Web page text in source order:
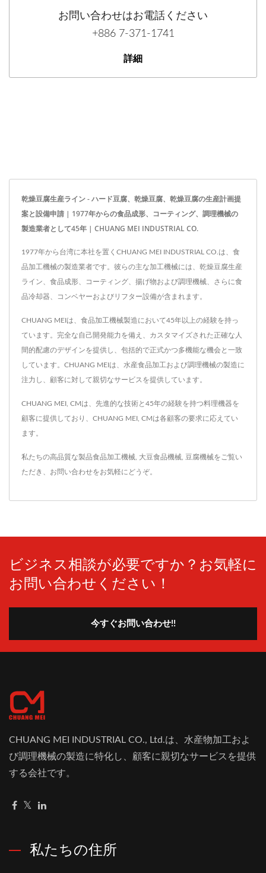
お問い合わせはお電話ください
+886 7-371-1741
詳細
乾燥豆腐生産ライン - ハード豆腐、乾燥豆腐、乾燥豆腐の生産計画提
案と設備申請 | 1977年からの食品成形、コーティング、調理機械の
製造業者として45年 | CHUANG MEI INDUSTRIAL CO.
1977年から台湾に本社を置くCHUANG MEI INDUSTRIAL CO.は、食
品加工機械の製造業者です。彼らの主な加工機械には、乾燥豆腐生産
ライン、食品成形、コーティング、揚げ物および調理機械、さらに食
品冷却器、コンベヤーおよびリフター設備が含まれます。
CHUANG MEIは、食品加工機械製造において45年以上の経験を持っ
ています。完全な自己開発能力を備え、カスタマイズされた正確な人
間的配慮のデザインを提供し、包括的で正式かつ多機能な機会と一致
しています。CHUANG MEIは、水産食品加工および調理機械の製造に
注力し、顧客に対して親切なサービスを提供しています。
CHUANG MEI, CMは、先進的な技術と45年の経験を持つ料理機器を
顧客に提供しており、CHUANG MEI, CMは各顧客の要求に応えてい
ます。
私たちの高品質な製品食品加工機械 大豆食品機械 豆腐機械をご覧い
ただき、 お問い合わせをお気軽にどうぞ。
ビジネス相談が必要ですか？お気軽に
お問い合わせください！
今すぐお問い合わせ!!
CHUANG MEI INDUSTRIAL CO., Ltd.は、水産物加工およ
び調理機械の製造に特化し、顧客に親切なサービスを提供
する会社です。
私たちの住所